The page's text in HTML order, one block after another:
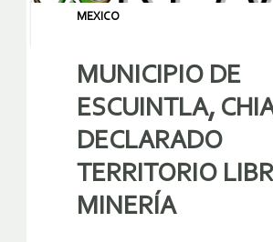
MEXICO
MUNICIPIO DE
ESCUINTLA,
DECLARADO
TERRITORIO
MINERÍA